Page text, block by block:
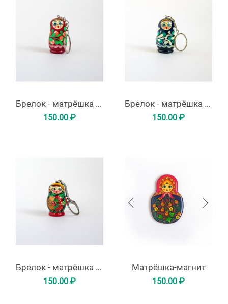
Брелок - матрёшка красная
150.00 ₽
Брелок - матрёшка синяя
150.00 ₽
Брелок - матрёшка с божьей коровкой
150.00 ₽
Матрёшка-магнит
150.00 ₽